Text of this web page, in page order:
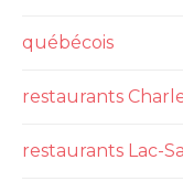
québécois
restaurants
restaurants Lac-